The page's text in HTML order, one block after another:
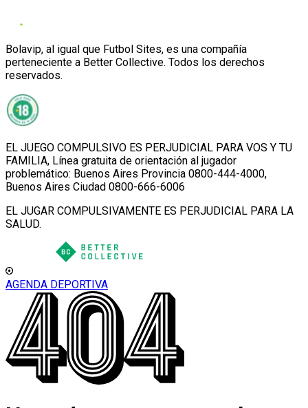
Bolavip, al igual que Futbol Sites, es una compañía
perteneciente a Better Collective. Todos los derechos
reservados.
EL JUEGO COMPULSIVO ES PERJUDICIAL PARA VOS Y TU
FAMILIA, Línea gratuita de orientación al jugador
problemático: Buenos Aires Provincia 0800-444-4000,
Buenos Aires Ciudad 0800-666-6006
EL JUGAR COMPULSIVAMENTE ES PERJUDICIAL PARA LA
SALUD.
AGENDA DEPORTIVA